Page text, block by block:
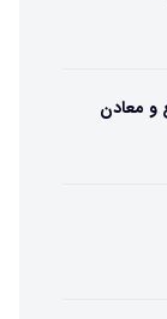
و معادن